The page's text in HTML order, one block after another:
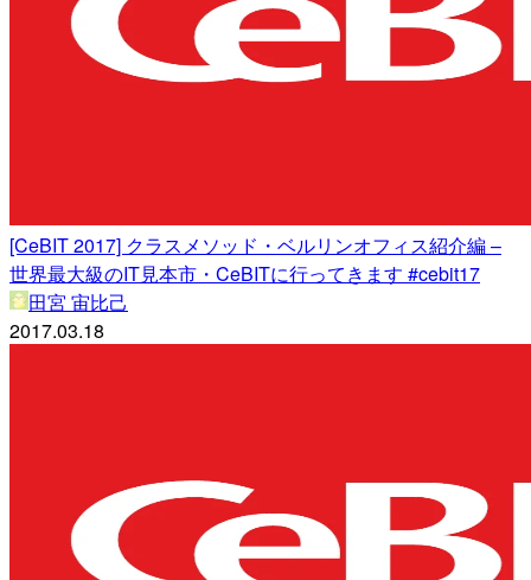
[CeBIT 2017] クラスメソッド・ベルリンオフィス紹介編 –
世界最大級のIT見本市・CeBITに行ってきます #cebit17
田宮 宙比己
2017.03.18